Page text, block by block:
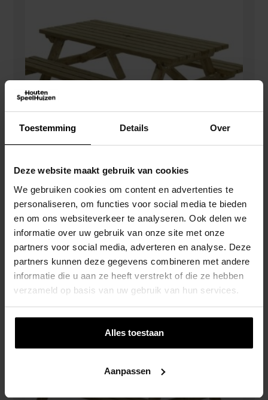
Toestemming Details Over
Deze website maakt gebruik van cookies
We gebruiken cookies om content en advertenties te
personaliseren, om functies voor social media te bieden
en om ons websiteverkeer te analyseren. Ook delen we
informatie over uw gebruik van onze site met onze
partners voor social media, adverteren en analyse. Deze
partners kunnen deze gegevens combineren met andere
informatie die u aan ze heeft verstrekt of die ze hebben
verzameld op basis van uw gebruik van hun services.
Alles toestaan
Aanpassen
Picknicktafel 180x160cm (45mm)
€463,00